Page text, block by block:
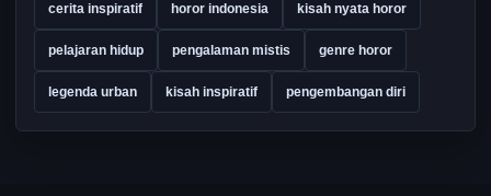
cerita inspiratif horor indonesia kisah nyata horor
pelajaran hidup pengalaman mistis genre horor
legenda urban kisah inspiratif pengembangan diri